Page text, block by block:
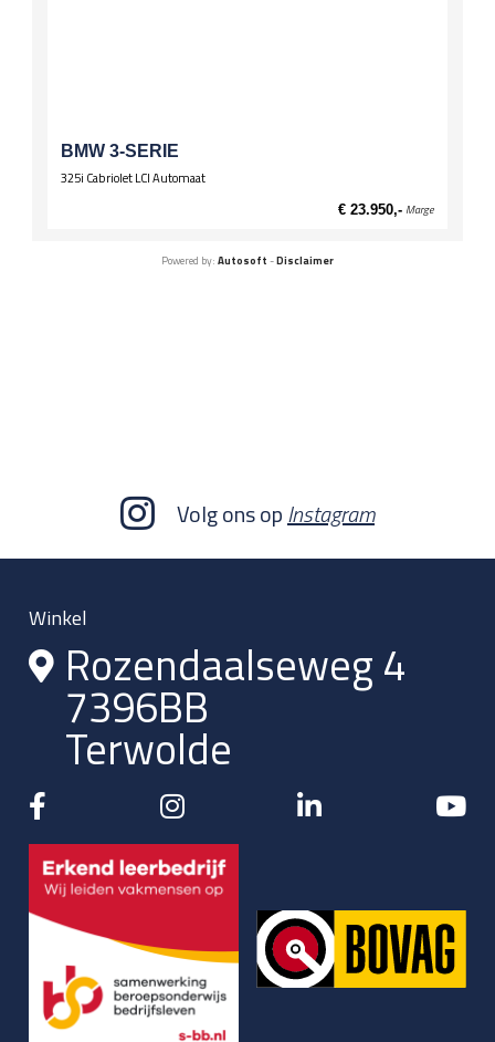
BMW 3-SERIE
325i Cabriolet LCI Automaat
€ 23.950,- Marge
Powered by: Autosoft -Disclaimer
Volg ons opInstagram
Winkel
Rozendaalseweg 4
7396BB
Terwolde